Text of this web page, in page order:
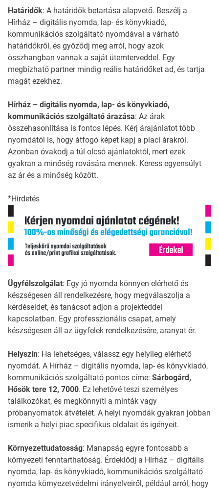
Határidők: A határidők betartása alapvető. Beszélj a
Hírház – digitális nyomda, lap- és könyvkiadó,
kommunikációs szolgáltató nyomdával a várható
határidőkről, és győződj meg arról, hogy azok
összhangban vannak a saját ütemterveddel. Egy
megbízható partner mindig reális határidőket ad, és tartja
magát ezekhez.
Hírház – digitális nyomda, lap- és könyvkiadó,
kommunikációs szolgáltató árazása: Az árak
összehasonlítása is fontos lépés. Kérj árajánlatot több
nyomdától is, hogy átfogó képet kapj a piaci árakról.
Azonban óvakodj a túl olcsó ajánlatoktól, mert ezek
gyakran a minőség rovására mennek. Keress egyensúlyt
az ár és a minőség között.
*Hirdetés
Ügyfélszolgálat: Egy jó nyomda könnyen elérhető és
készségesen áll rendelkezésre, hogy megválaszolja a
kérdéseidet, és tanácsot adjon a projekteddel
kapcsolatban. Egy professzionális csapat, amely
készségesen áll az ügyfelek rendelkezésére, aranyat ér.
Helyszín: Ha lehetséges, válassz egy helyileg elérhető
nyomdát. A Hírház – digitális nyomda, lap- és könyvkiadó,
kommunikációs szolgáltató pontos címe: Sárbogárd,
Hősök tere 12, 7000. Ez lehetővé teszi személyes
találkozókat, és megkönnyíti a minták vagy
próbanyomatok átvételét. A helyi nyomdák gyakran jobban
ismerik a helyi piac specifikus oldalait és igényeit.
Környezettudatosság: Manapság egyre fontosabb a
környezeti fenntarthatóság. Érdeklődj a Hírház – digitális
nyomda, lap- és könyvkiadó, kommunikációs szolgáltató
nyomda környezetvédelmi irányelveiről, például arról, hogy